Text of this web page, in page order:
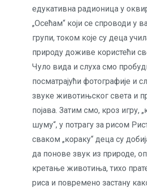
едукативна радионица у
„Осећам“ који се спроводи у
групи, током које су деца
природу доживе користећи
Чуло вида и слуха смо
посматрајући фотографије и
звуке животињског света и
појава. Затим смо, кроз игру,
шуму“, у потрагу за рисом
сваком „кораку“ деца су
да понове звук из природе,
кретање животиња, тихо
риса и повремено застану